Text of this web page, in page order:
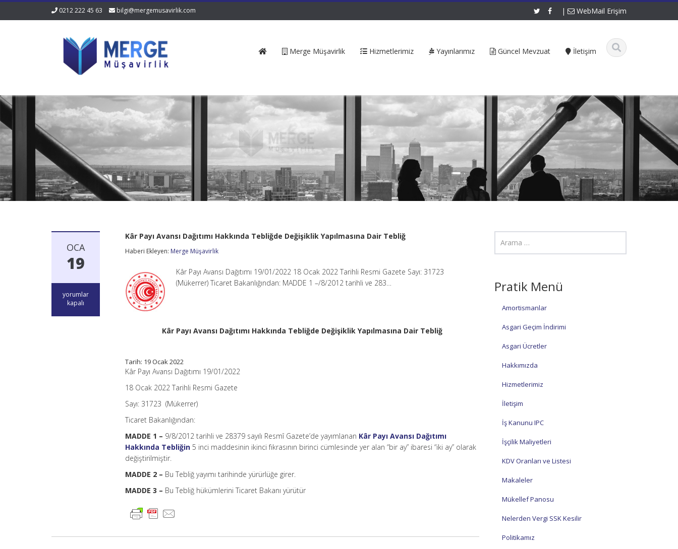
0212 222 45 63 bilgi@mergemusavirlik.com | WebMail Erişim
Merge Müşavirlik Hizmetlerimiz Yayınlarımız Güncel Mevzuat İletişim
OCA
19
Kâr
Payı
yorumlar
kapalı
Kâr Payı Avansı Dağıtımı Hakkında Tebliğde Değişiklik Yapılmasına Dair Tebliğ
Haberi Ekleyen: Merge Müşavirlik
Kâr Payı Avansı Dağıtımı 19/01/2022 18 Ocak 2022 Tarihli Resmi Gazete Sayı: 31723
(Mükerrer) Ticaret Bakanlığından: MADDE 1 –/8/2012 tarihli ve 283…
Kâr Payı Avansı Dağıtımı Hakkında Tebliğde Değişiklik Yapılmasına Dair Tebliğ
Tarih: 19 Ocak 2022
Kâr Payı Avansı Dağıtımı 19/01/2022
18 Ocak 2022 Tarihli Resmi Gazete
Sayı: 31723 (Mükerrer)
Ticaret Bakanlığından:
MADDE 1 – 9/8/2012 tarihli ve 28379 sayılı Resmî Gazete’de yayımlanan Kâr Payı Avansı Dağıtımı
Hakkında Tebliğin 5 inci maddesinin ikinci fıkrasının birinci cümlesinde yer alan “bir ay” ibaresi “iki ay” olarak
değiştirilmiştir.
MADDE 2 – Bu Tebliğ yayımı tarihinde yürürlüğe girer.
MADDE 3 – Bu Tebliğ hükümlerini Ticaret Bakanı yürütür
Pratik Menü
Amortismanlar
Asgari Geçim İndirimi
Asgari Ücretler
Hakkımızda
Hizmetlerimiz
İletişim
İş Kanunu IPC
İşçilik Maliyetleri
KDV Oranları ve Listesi
Makaleler
Mükellef Panosu
Nelerden Vergi SSK Kesilir
Politikamız